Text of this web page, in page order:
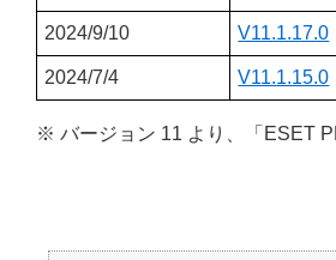
2024/9/10 V11.1.17.0
2024/7/4 V11.1.15.0
※ バージョン 11 より、「ESET